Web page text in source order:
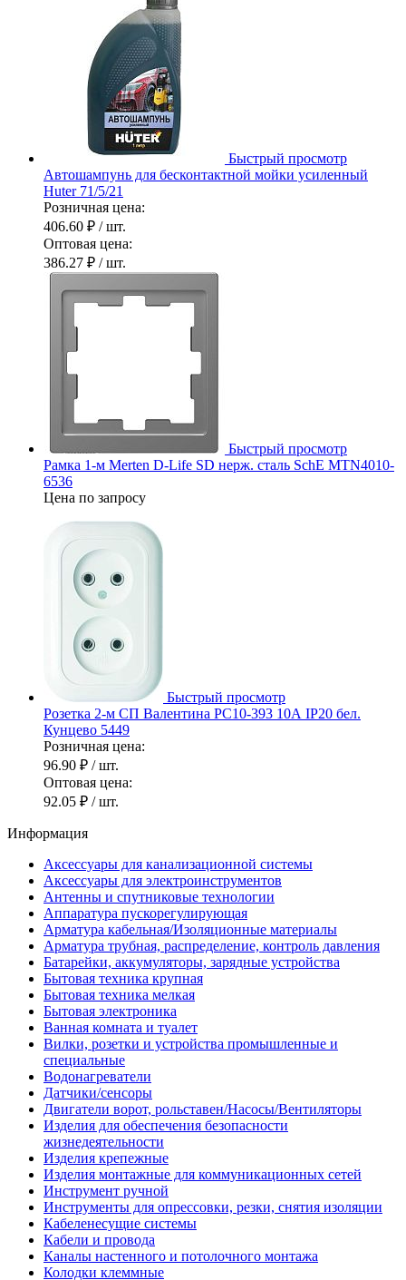
Быстрый просмотр
Автошампунь для бесконтактной мойки усиленный
Huter 71/5/21
Розничная цена:
406.60 ₽ / шт.
Оптовая цена:
386.27 ₽ / шт.
Быстрый просмотр
Рамка 1-м Merten D-Life SD нерж. сталь SchE MTN4010-
6536
Цена по запросу
Быстрый просмотр
Розетка 2-м СП Валентина РС10-393 10А IP20 бел.
Кунцево 5449
Розничная цена:
96.90 ₽ / шт.
Оптовая цена:
92.05 ₽ / шт.
Информация
Аксессуары для канализационной системы
Аксессуары для электроинструментов
Антенны и спутниковые технологии
Аппаратура пускорегулирующая
Арматура кабельная/Изоляционные материалы
Арматура трубная, распределение, контроль давления
Батарейки, аккумуляторы, зарядные устройства
Бытовая техника крупная
Бытовая техника мелкая
Бытовая электроника
Ванная комната и туалет
Вилки, розетки и устройства промышленные и
специальные
Водонагреватели
Датчики/сенсоры
Двигатели ворот, рольставен/Насосы/Вентиляторы
Изделия для обеспечения безопасности
жизнедеятельности
Изделия крепежные
Изделия монтажные для коммуникационных сетей
Инструмент ручной
Инструменты для опрессовки, резки, снятия изоляции
Кабеленесущие системы
Кабели и провода
Каналы настенного и потолочного монтажа
Колодки клеммные